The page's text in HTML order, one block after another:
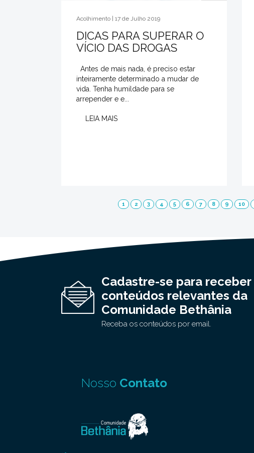
Acolhimento | 17 de Julho 2019
DICAS PARA SUPERAR O
VÍCIO DAS DROGAS
Antes de mais nada, é preciso estar
inteiramente determinado a mudar de
vida. Tenha humildade para se
arrepender e e...
LEIA MAIS
1 2 3 4 5 6 7 8 9 10
Cadastre-se para receber
conteúdos relevantes da
Comunidade Bethânia
Receba os conteúdos por email.
Nosso Contato